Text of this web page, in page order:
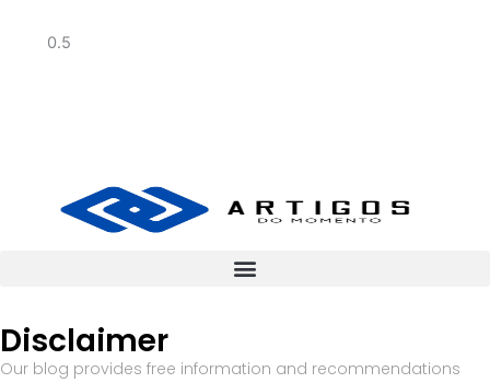
Disclaimer
Our blog provides free information and recommendations